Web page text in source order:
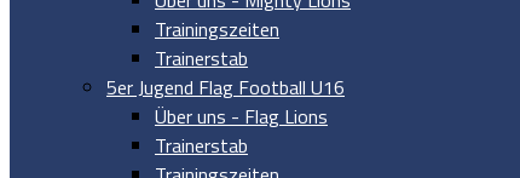
Trainingszeiten
Trainerstab
5er Jugend Flag Football U16
Über uns - Flag Lions
Trainerstab